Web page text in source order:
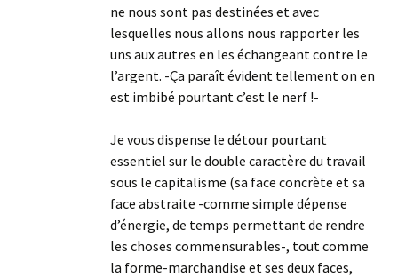
ne nous sont pas destinées et avec
lesquelles nous allons nous rapporter les
uns aux autres en les échangeant contre le
l’argent. -Ça paraît évident tellement on en
est imbibé pourtant c’est le nerf !-
Je vous dispense le détour pourtant
essentiel sur le double caractère du travail
sous le capitalisme (sa face concrète et sa
face abstraite -comme simple dépense
d’énergie, de temps permettant de rendre
les choses commensurables-, tout comme
la forme-marchandise et ses deux faces,